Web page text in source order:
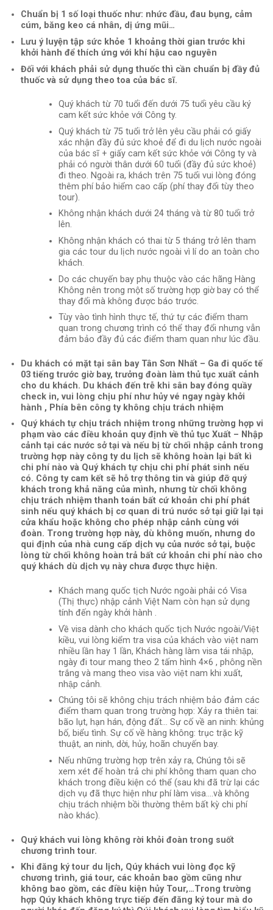
Chuẩn bị 1 số loại thuốc như: nhức đầu, đau bụng, cảm
cúm, băng keo cá nhân, dị ứng mũi…
Lưu ý luyện tập sức khỏe 1 khoảng thời gian trước khi
khởi hành để thích ứng với khí hậu cao nguyên
Đối với khách phải sử dụng thuốc thì cần chuẩn bị đầy đủ
thuốc và sử dụng theo toa của bác sĩ.
Quý khách từ 70 tuổi đến dưới 75 tuổi yêu cầu ký
cam kết sức khỏe với Công ty.
Quý khách từ 75 tuổi trở lên yêu cầu phải có giấy
xác nhận đầy đủ sức khoẻ để đi du lịch nước ngoài
của bác sĩ + giấy cam kết sức khỏe với Công ty và
phải có người thân dưới 60 tuổi (đầy đủ sức khoẻ)
đi theo. Ngoài ra, khách trên 75 tuổi vui lòng đóng
thêm phí bảo hiểm cao cấp (phí thay đổi tùy theo
tour).
Không nhận khách dưới 24 tháng và từ 80 tuổi trở
lên.
Không nhận khách có thai từ 5 tháng trở lên tham
gia các tour du lịch nước ngoài vì lí do an toàn cho
khách.
Do các chuyến bay phụ thuộc vào các hãng Hàng
Không nên trong một số trường hợp giờ bay có thể
thay đổi mà không được báo trước.
Tùy vào tình hình thực tế, thứ tự các điểm tham
quan trong chương trình có thể thay đổi nhưng vẫn
đảm bảo đầy đủ các điểm tham quan như lúc đầu.
Du khách có mặt tại sân bay Tân Sơn Nhất – Ga đi quốc tế
03 tiếng trước giờ bay, trưởng đoàn làm thủ tục xuất cảnh
cho du khách. Du khách đến trễ khi sân bay đóng quầy
check in, vui lòng chịu phí như hủy vé ngay ngày khởi
hành , Phía bên công ty không chịu trách nhiệm
Quý khách tự chịu trách nhiệm trong những trường hợp vi
phạm vào các điều khoản quy định về thủ tục Xuất – Nhập
cảnh tại các nước sở tại và nếu bị từ chối nhập cảnh trong
trường hợp này công ty du lịch sẽ không hoàn lại bất kì
chi phí nào và Quý khách tự chịu chi phí phát sinh nếu
có. Công ty cam kết sẽ hỗ trợ thông tin và giúp đỡ quý
khách trong khả năng của mình, nhưng từ chối không
chịu trách nhiệm thanh toán bất cứ khoản chi phí phát
sinh nếu quý khách bị cơ quan di trú nước sở tại giữ lại tại
cửa khẩu hoặc không cho phép nhập cảnh cùng với
đoàn. Trong trường hợp này, dù không muốn, nhưng do
qui định của nhà cung cấp dịch vụ của nước sở tại, buộc
lòng từ chối không hoàn trả bất cứ khoản chi phí nào cho
quý khách dù dịch vụ này chưa được thực hiện.
Khách mang quốc tịch Nước ngoài phải có Visa
(Thị thực) nhập cảnh Việt Nam còn hạn sử dụng
tính đến ngày khởi hành .
Về visa dành cho khách quốc tịch Nước ngoài/Việt
kiều, vui lòng kiểm tra visa của khách vào việt nam
nhiều lần hay 1 lần, Khách hàng làm visa tái nhập,
ngày đi tour mang theo 2 tấm hình 4×6 , phông nền
trắng và mang theo visa vào việt nam khi xuất,
nhập cảnh.
Chúng tôi sẽ không chịu trách nhiệm bảo đảm các
điểm tham quan trong trường hợp: Xảy ra thiên tai:
bão lụt, hạn hán, động đất… Sự cố về an ninh: khủng
bố, biểu tình. Sự cố về hàng không: trục trặc kỹ
thuật, an ninh, dời, hủy, hoãn chuyến bay.
Nếu những trường hợp trên xảy ra, Chúng tôi sẽ
xem xét để hoàn trả chi phí không tham quan cho
khách trong điều kiện có thể (sau khi đã trừ lại các
dịch vụ đã thực hiện như phí làm visa….và không
chịu trách nhiệm bồi thường thêm bất kỳ chi phí
nào khác).
Quý khách vui lòng không rời khỏi đoàn trong suốt
chương trình tour.
Khi đăng ký tour du lịch, Qúy khách vui lòng đọc kỹ
chương trình, giá tour, các khoản bao gồm cũng như
không bao gồm, các điều kiện hủy Tour,…Trong trường
hợp Qúy khách không trực tiếp đến đăng ký tour mà do